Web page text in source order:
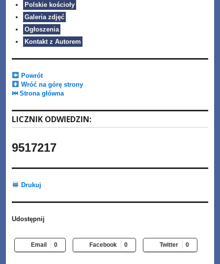
Polskie kościoły
Galeria zdjęć
Ogłoszenia
Kontakt z Autorem
Powrót
Wróć na górę strony
⏮ Strona główna
LICZNIK ODWIEDZIN:
9517217
Drukuj
Udostępnij
Email 0 Facebook 0 Twitter 0